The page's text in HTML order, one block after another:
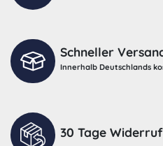
Schneller
Innerhalb Deutschlands
30 Tage